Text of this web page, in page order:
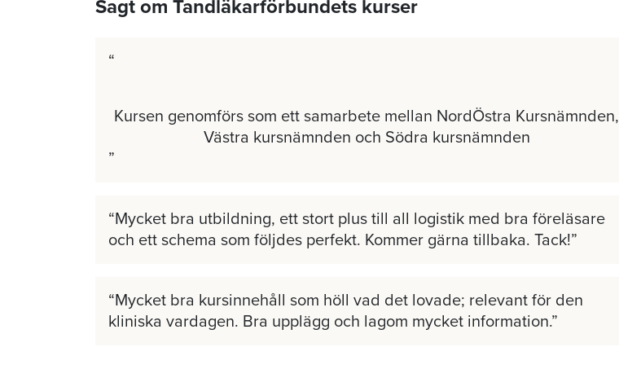
Sagt om Tandläkarförbundets kurser
Kursen genomförs som ett samarbete mellan NordÖstra Kursnämnden,
Västra kursnämnden och Södra kursnämnden
Mycket bra utbildning, ett stort plus till all logistik med bra föreläsare
och ett schema som följdes perfekt. Kommer gärna tillbaka. Tack!
Mycket bra kursinnehåll som höll vad det lovade; relevant för den
kliniska vardagen. Bra upplägg och lagom mycket information.